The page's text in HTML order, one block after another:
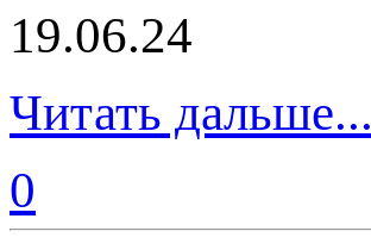
19.06.24
Читать дальше...
0